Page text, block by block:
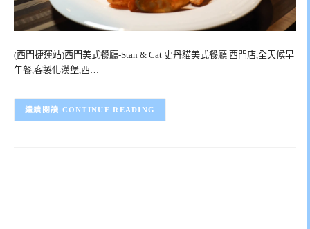
(西門捷運站)西門美式餐廳-Stan & Cat 史丹貓美式餐廳 西門店,全天候早
午餐,客製化漢堡,西…
CONTINUE READING